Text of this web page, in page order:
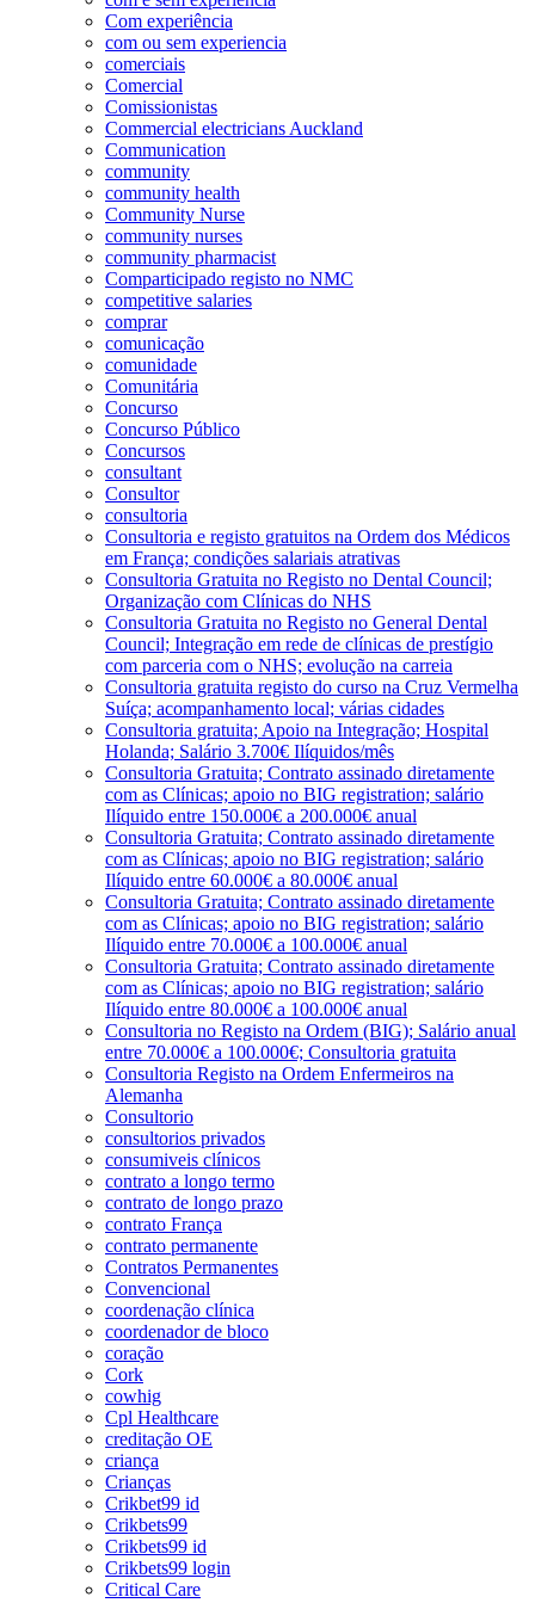
Com experiência
com ou sem experiencia
comerciais
Comercial
Comissionistas
Commercial electricians Auckland
Communication
community
community health
Community Nurse
community nurses
community pharmacist
Comparticipado registo no NMC
competitive salaries
comprar
comunicação
comunidade
Comunitária
Concurso
Concurso Público
Concursos
consultant
Consultor
consultoria
Consultoria e registo gratuitos na Ordem dos Médicos
em França; condições salariais atrativas
Consultoria Gratuita no Registo no Dental Council;
Organização com Clínicas do NHS
Consultoria Gratuita no Registo no General Dental
Council; Integração em rede de clínicas de prestígio
com parceria com o NHS; evolução na carreia
Consultoria gratuita registo do curso na Cruz Vermelha
Suíça; acompanhamento local; várias cidades
Consultoria gratuita; Apoio na Integração; Hospital
Holanda; Salário 3.700€ Ilíquidos/mês
Consultoria Gratuita; Contrato assinado diretamente
com as Clínicas; apoio no BIG registration; salário
Ilíquido entre 150.000€ a 200.000€ anual
Consultoria Gratuita; Contrato assinado diretamente
com as Clínicas; apoio no BIG registration; salário
Ilíquido entre 60.000€ a 80.000€ anual
Consultoria Gratuita; Contrato assinado diretamente
com as Clínicas; apoio no BIG registration; salário
Ilíquido entre 70.000€ a 100.000€ anual
Consultoria Gratuita; Contrato assinado diretamente
com as Clínicas; apoio no BIG registration; salário
Ilíquido entre 80.000€ a 100.000€ anual
Consultoria no Registo na Ordem (BIG); Salário anual
entre 70.000€ a 100.000€; Consultoria gratuita
Consultoria Registo na Ordem Enfermeiros na
Alemanha
Consultorio
consultorios privados
consumiveis clínicos
contrato a longo termo
contrato de longo prazo
contrato França
contrato permanente
Contratos Permanentes
Convencional
coordenação clínica
coordenador de bloco
coração
Cork
cowhig
Cpl Healthcare
creditação OE
criança
Crianças
Crikbet99 id
Crikbets99
Crikbets99 id
Crikbets99 login
Critical Care